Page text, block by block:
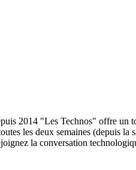
2014 "Les Technos" offre un
les deux semaines (depuis la
la conversation